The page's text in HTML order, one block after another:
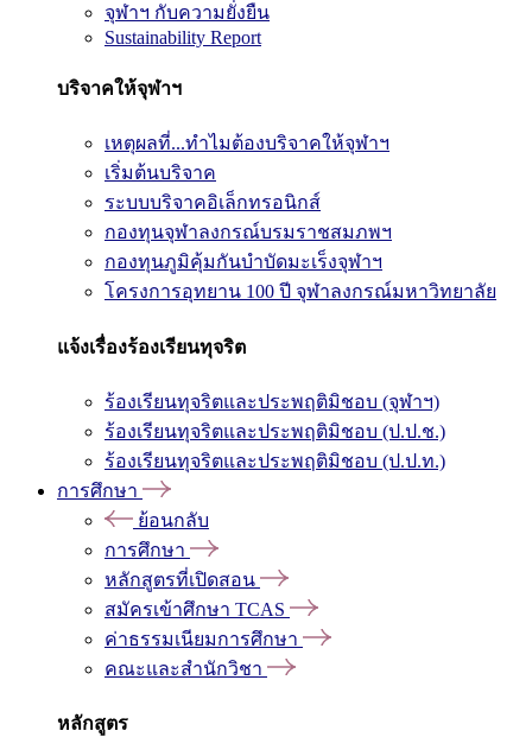
จุฬาฯ กับความยั่งยืน
Sustainability Report
บริจาคให้จุฬาฯ
เหตุผลที่...ทำไมต้องบริจาคให้จุฬาฯ
เริ่มต้นบริจาค
ระบบบริจาคอิเล็กทรอนิกส์
กองทุนจุฬาลงกรณ์บรมราชสมภพฯ
กองทุนภูมิคุ้มกันบำบัดมะเร็งจุฬาฯ
โครงการอุทยาน 100 ปี จุฬาลงกรณ์มหาวิทยาลัย
แจ้งเรื่องร้องเรียนทุจริต
ร้องเรียนทุจริตและประพฤติมิชอบ (จุฬาฯ)
ร้องเรียนทุจริตและประพฤติมิชอบ (ป.ป.ช.)
ร้องเรียนทุจริตและประพฤติมิชอบ (ป.ป.ท.)
การศึกษา
ย้อนกลับ
การศึกษา
หลักสูตรที่เปิดสอน
สมัครเข้าศึกษา TCAS
ค่าธรรมเนียมการศึกษา
คณะและสำนักวิชา
หลักสูตร